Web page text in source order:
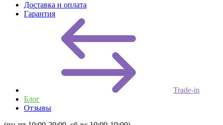
Доставка и оплата
Гарантия
Trade-in
Блог
Отзывы